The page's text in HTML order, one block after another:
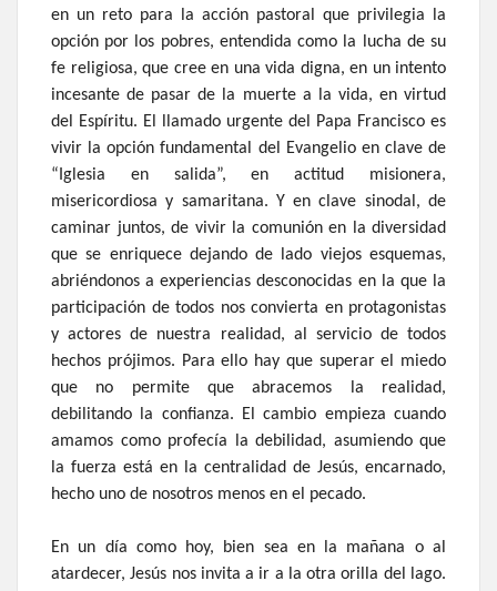
en un reto para la acción pastoral que privilegia la
opción por los pobres, entendida como la lucha de su
fe religiosa, que cree en una vida digna, en un intento
incesante de pasar de la muerte a la vida, en virtud
del Espíritu. El llamado urgente del Papa Francisco es
vivir la opción fundamental del Evangelio en clave de
“Iglesia en salida”, en actitud misionera,
misericordiosa y samaritana. Y en clave sinodal, de
caminar juntos, de vivir la comunión en la diversidad
que se enriquece dejando de lado viejos esquemas,
abriéndonos a experiencias desconocidas en la que la
participación de todos nos convierta en protagonistas
y actores de nuestra realidad, al servicio de todos
hechos prójimos. Para ello hay que superar el miedo
que no permite que abracemos la realidad,
debilitando la confianza. El cambio empieza cuando
amamos como profecía la debilidad, asumiendo que
la fuerza está en la centralidad de Jesús, encarnado,
hecho uno de nosotros menos en el pecado.
En un día como hoy, bien sea en la mañana o al
atardecer, Jesús nos invita a ir a la otra orilla del lago.